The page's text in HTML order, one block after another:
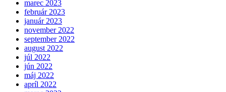
marec 2023
február 2023
január 2023
november 2022
september 2022
august 2022
júl 2022
jún 2022
máj 2022
apríl 2022